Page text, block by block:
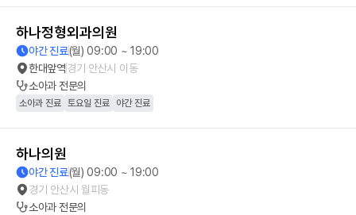
하나정형외과의원
야간 진료(월) 09:00 ~ 19:00
한대앞역경기 안산시 이동
소아과전문의
소아과 진료 토요일 진료 야간 진료
하나의원
야간 진료(월) 09:00 ~ 19:00
경기 안산시 월피동
소아과전문의